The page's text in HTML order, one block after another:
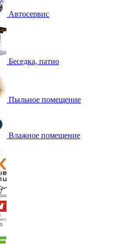
Автосервис
Беседка, патио
Пыльное помещение
Влажное помещение